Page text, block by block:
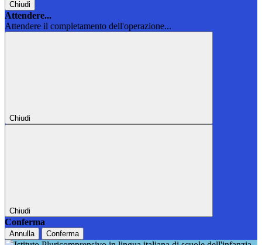
Chiudi
Attendere...
Attendere il completamento dell'operazione...
Chiudi
Chiudi
Conferma
Annulla Conferma